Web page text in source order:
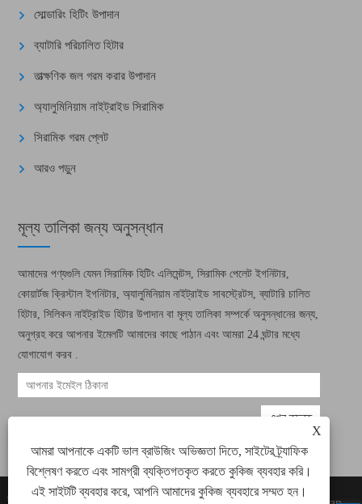
X
আমরা আপনাকে একটি ভাল ব্রাউজিং অভিজ্ঞতা দিতে, সাইটের ট্র্যাফিক
বিশ্লেষণ করতে এবং সামগ্রী ব্যক্তিগতকৃত করতে কুকিজ ব্যবহার করি।
এই সাইটটি ব্যবহার করে, আপনি আমাদের কুকিজ ব্যবহারে সম্মত হন।
সোল্ডারিং হিটিং উপাদান
ব্যাটারি পরিচালিত হিটার
তাত্ক্ষণিক জল গরম করার উপাদান
অ্যালুমিনিয়াম নাইট্রাইড সিরামিক
সিরামিক গরম প্লেট
আরও পড়ুন
মূল্য তালিকা জন্য অনুসন্ধান
আমাদের পণ্যগুলি যেমন সিরামিক হিটিং এলিমেন্টস, সিরামিক পেলেট ইগনিটার,
কোয়ার্টজ ক্রিস্টাল ইগনিটার, অ্যালুমিনিয়াম নাইট্রাইড সাবস্ট্রেটস, ব্যাটারি চালিত
হিটার, সিলিকন নাইট্রাইড হিটার উপাদান বা মূল্য তালিকা সম্পর্কে অনুসন্ধানের জন্য,
অনুগ্রহ করে আপনার ইমেলটি আমাদের কাছে পাঠান এবং আমরা 24 ঘন্টার মধ্যে
যোগাযোগ করব .
কপিরাইট © 2022 জিয়ামেন গ্রিন ওয়ে ইলেকট্রনিক টেকনোলজি